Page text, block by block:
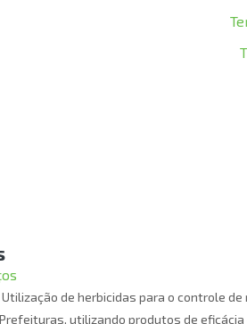
de herbicidas para o controle
utilizando produtos de